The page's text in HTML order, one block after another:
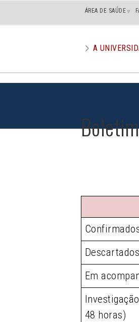
Main
superior
ÁREA DE SAÚDE
menu
A
Descartados
Em
48 horas)